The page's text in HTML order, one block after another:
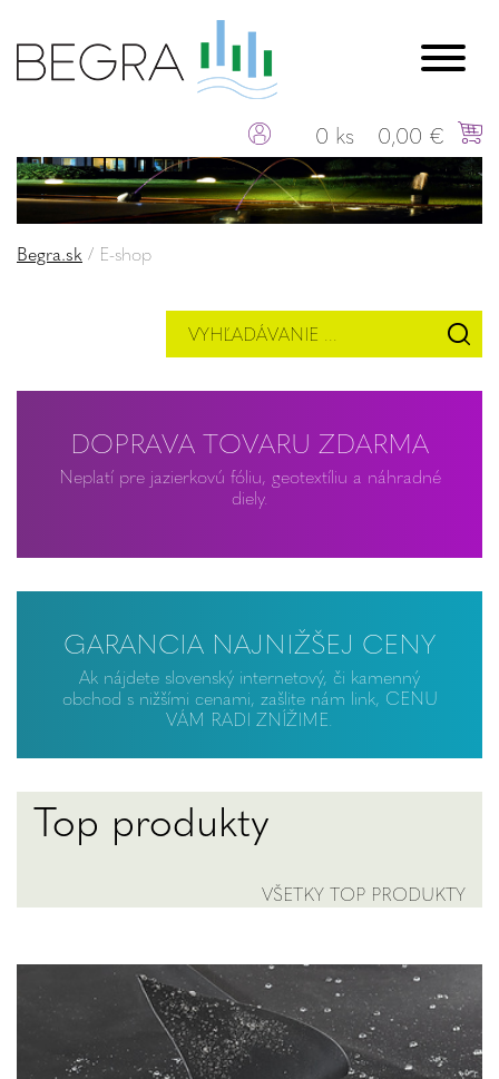
0 ks 0,00 €
Begra.sk / E-shop
DOPRAVA TOVARU ZDARMA
Neplatí pre jazierkovú fóliu, geotextíliu a náhradné
diely.
GARANCIA NAJNIŽŠEJ CENY
Ak nájdete slovenský internetový, či kamenný
obchod s nižšími cenami, zašlite nám link, CENU
VÁM RADI ZNÍŽIME.
Top produkty
VŠETKY TOP PRODUKTY